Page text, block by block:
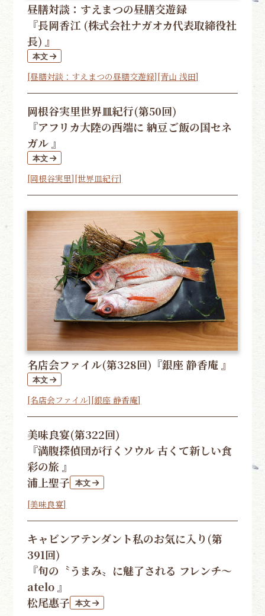
昼膳対談：すえまつの昼膳交遊録
『長岡香江 (株式会社ナガオカ代表取締役社
長) 』
[昼膳対談：すえまつの昼膳交遊録][青山 浅田]
岡根谷実里世界皿紀行(第50回)
『アフリカ大陸の西端に 納豆ご飯の国セネ
ガル 』
[岡根谷実里][世界皿紀行]
名店会ファイル(第328回) 『銀座 静香庵 』
[名店会ファイル][銀座 静香庵]
美味良宴(第322回)
『満腹探偵団が行くソウル 古くて新しい食
彩の旅 』
浦上聖子
[美味良宴]
キャビンアテンダント私のお気に入り(第
391回)
『旬の〝うまみ〟に魅了される フレンチ〜
atelo 』
松尾惠子